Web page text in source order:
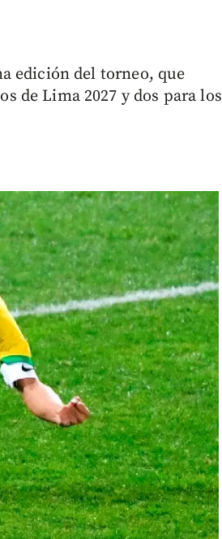
edición del torneo, que
de Lima 2027 y dos para los